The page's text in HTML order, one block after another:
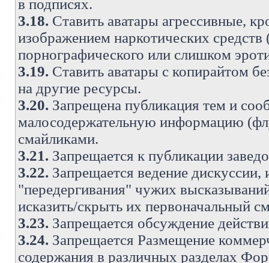
в подписях.
3.18. Ставить аватары агрессивные,
изображением наркотических
порнографического или слишком
3.19. Ставить аватары с копирайтом
на другие ресурсы.
3.20. Запрещена публикация тем и
малосодержательную информацию
смайликами.
3.21. Запрещается к публикации
3.22. Запрещается ведение
"передергивания" чужих
исказить/скрыть их первоначальный
3.23. Запрещается обсуждение
3.24. Запрещается Размещение
содержания в различных разделах